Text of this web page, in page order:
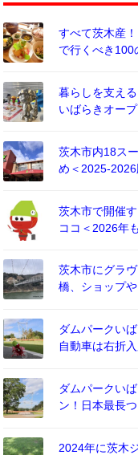
すべて茨木産
で行くべき100
暮らしを支え
いばらきオー
茨木市内18ス
め＜2025-2026
茨木市で開催
ココ＜2026年
茨木市にグラ
橋、ショップ
ダムパークい
自動車は右折
ダムパークい
ン！日本最長
2024年に茨木